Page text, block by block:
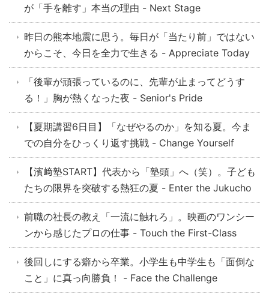
が「手を離す」本当の理由 - Next Stage
昨日の熊本地震に思う。毎日が「当たり前」ではない
からこそ、今日を全力で生きる - Appreciate Today
「後輩が頑張っているのに、先輩が止まってどうす
る！」胸が熱くなった夜 - Senior's Pride
【夏期講習6日目】「なぜやるのか」を知る夏。今ま
での自分をひっくり返す挑戦 - Change Yourself
【濱﨑塾START】代表から「塾頭」へ（笑）。子ども
たちの限界を突破する熱狂の夏 - Enter the Jukucho
前職の社長の教え「一流に触れろ」。映画のワンシー
ンから感じたプロの仕事 - Touch the First-Class
後回しにする癖から卒業。小学生も中学生も「面倒な
こと」に真っ向勝負！ - Face the Challenge